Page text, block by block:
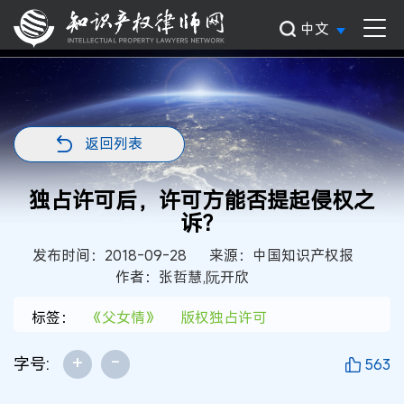
中文
返回列表
独占许可后，许可方能否提起侵权之
诉？
发布时间：2018-09-28
来源：中国知识产权报
作者：张哲慧,阮开欣
标签： 《父女情》 版权独占许可
字号: + - 563